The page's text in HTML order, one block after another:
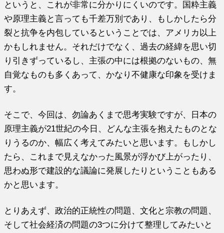
というと、これが非常に分かりにくいのです。国粋主義
や原理主義と言っても千差万別であり、もしかしたら分
裂と抗争を内包しているということでは、アメリカ以上
かもしれません。それだけでなく、過去の経緯を思い切
り引きずっているし、主張の中には根拠のないもの、無
自覚なものも多くあって、かなり不健康な印象を受けま
す。
そこで、今回は、勿論あくまで思考実験ですが、日本の
原理主義が21世紀の今日、どんな主張を抱えたものとな
りうるのか、幅広く考えてみたいと思います。もしかし
たら、これまで見えなかった風景が浮かび上がったり、
思わぬ形で建設的な議論に発展したりということもある
かと思います。
とりあえず、政治的正統性の問題、文化と宗教の問題、
そして社会経済の問題の3つに分けて整理してみたいと